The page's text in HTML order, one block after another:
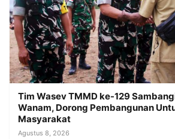
Tim Wasev TMMD ke-129
Wanam, Dorong Pembangunan
Masyarakat
Agustus 8, 2026